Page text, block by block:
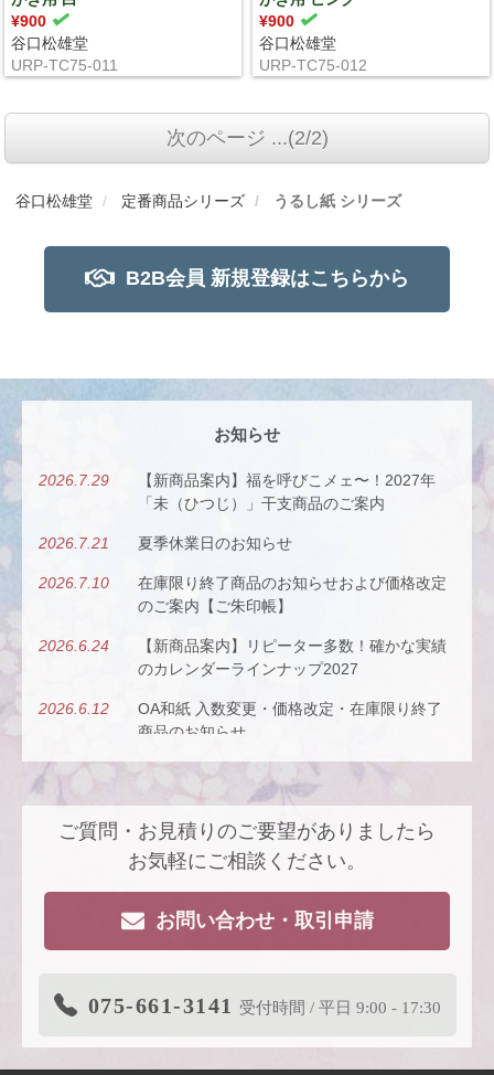
¥900
谷口松雄堂
URP-TC75-011
¥900
谷口松雄堂
URP-TC75-012
次のページ ...(2/2)
谷口松雄堂 定番商品シリーズ うるし紙 シリーズ
B2B会員 新規登録はこちらから
お知らせ
2026.7.29
【新商品案内】福を呼びこメェ〜！2027年
「未（ひつじ）」干支商品のご案内
2026.7.21 夏季休業日のお知らせ
2026.7.10
在庫限り終了商品のお知らせおよび価格改定
のご案内【ご朱印帳】
2026.6.24
【新商品案内】リピーター多数！確かな実績
のカレンダーラインナップ2027
2026.6.12
OA和紙 入数変更・価格改定・在庫限り終了
商品のお知らせ
2026.5.26
にのせて。
2026.4.22
【新商品案内】派手すぎないがちょうどい
い、風も色も透ける、和紙の扇子
2026.4.16 大型連休休業日のお知らせ
2026.3.11 商品リニューアルのご案内
ご質問・お見積りのご要望がありましたら
お気軽にご相談ください。
お問い合わせ・取引申請
075-661-3141 受付時間 / 平日 9:00 - 17:30